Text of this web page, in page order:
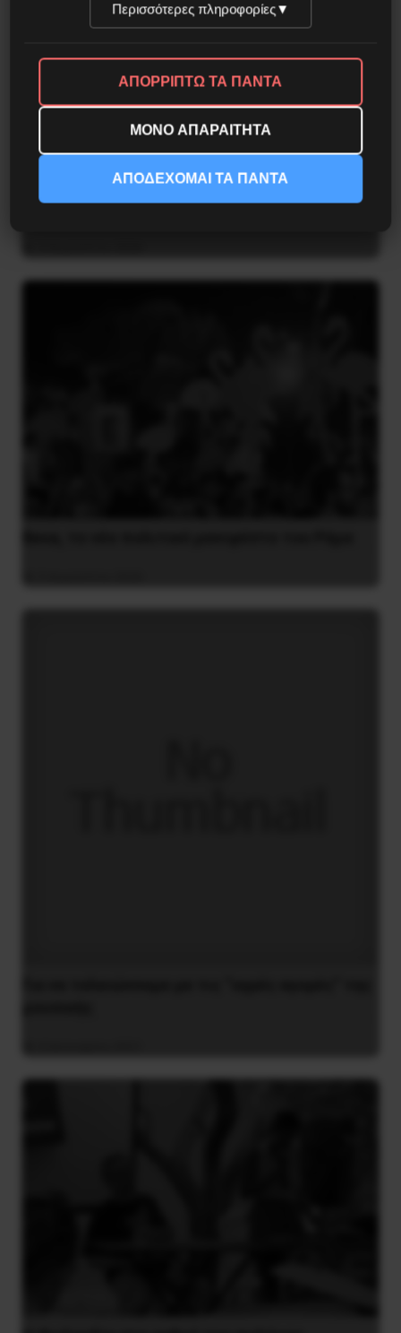
Το ΑΙ βαθαίνει την Κρίση
Περισσότερες πληροφορίες▼
ΑΠΟΡΡΙΠΤΩ ΤΑ ΠΑΝΤΑ
ΜΟΝΟ ΑΠΑΡΑΙΤΗΤΑ
ΑΠΟΔΕΧΟΜΑΙ ΤΑ ΠΑΝΤΑ